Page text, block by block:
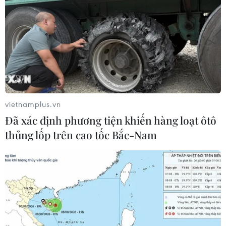
Đặc phái viên Mỹ về Triều Tiên thăm khu
phi quân sự DMZ
20/12/2018 07:18
vietnamplus.vn
Đã xác định phương tiện khiến hàng loạt ôtô
thủng lốp trên cao tốc Bắc-Nam